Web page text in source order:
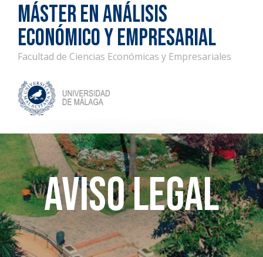
MÁSTER EN ANÁLISIS
ECONÓMICO Y EMPRESARIAL
Facultad de Ciencias Económicas y Empresariales
Aviso legal